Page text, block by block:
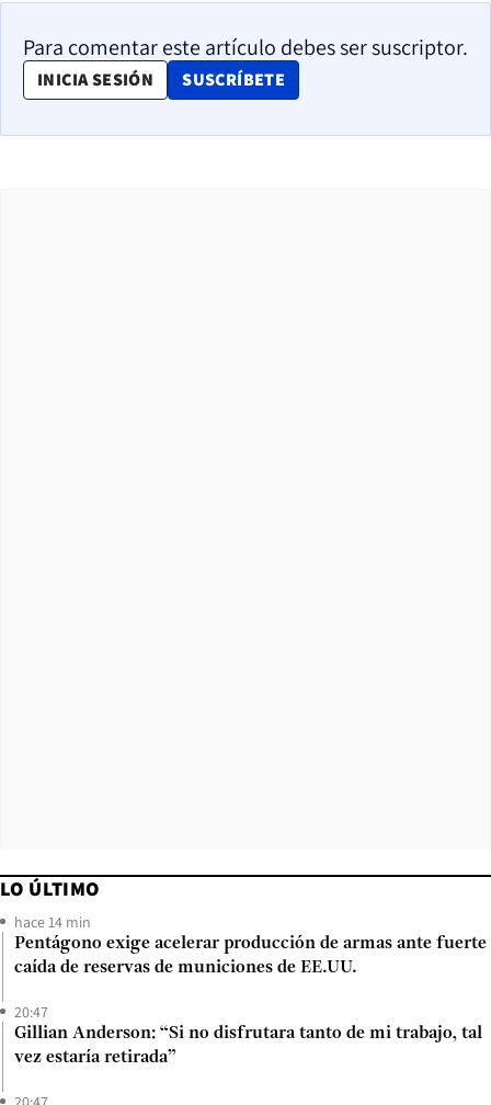
Para comentar este artículo debes ser suscriptor.
INICIA SESIÓN SUSCRÍBETE
OPENS IN NEW WINDOW
LO ÚLTIMO
hace 14 min
Pentágono exige acelerar producción de armas ante fuerte
caída de reservas de municiones de EE.UU.
20:47
Gillian Anderson: “Si no disfrutara tanto de mi trabajo, tal
vez estaría retirada”